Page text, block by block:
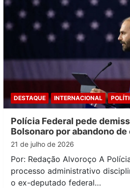
DESTAQUE INTERNACIONAL
Polícia Federal pede
Bolsonaro por abandono de
21 de julho de 2026
Por: Redação Alvoroço A
processo administrativo
o ex-deputado federal…